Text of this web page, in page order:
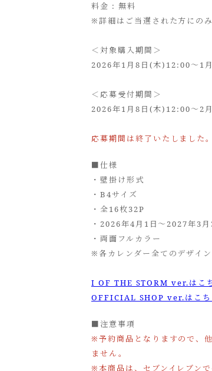
料金 : 無料
※詳細はご当選された方にの
＜対象購入期間＞
2026年1月8日(木)12:00～1
＜応募受付期間＞
2026年1月8日(木)12:00～2
応募期間は終了いたしました。
■仕様
・壁掛け形式
・B4サイズ
・全16枚32P
・2026年4月1日～2027年3月
・両面フルカラー
※各カレンダー全てのデザイ
I OF THE STORM ver.はこ
OFFICIAL SHOP ver.はこち
■注意事項
※予約商品となりますので、
ません。
※本商品は、セブンイレブン